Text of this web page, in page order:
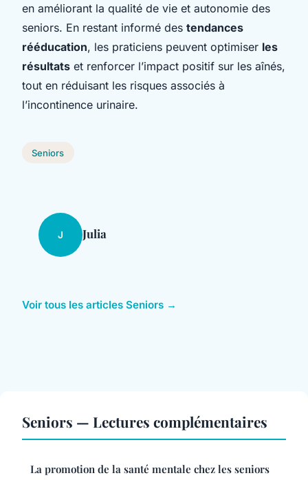
en améliorant la qualité de vie et autonomie des
seniors. En restant informé des tendances
rééducation, les praticiens peuvent optimiser les
résultats et renforcer l’impact positif sur les aînés,
tout en réduisant les risques associés à
l’incontinence urinaire.
Seniors
J Julia
Voir tous les articles Seniors →
Seniors — Lectures complémentaires
La promotion de la santé mentale chez les seniors